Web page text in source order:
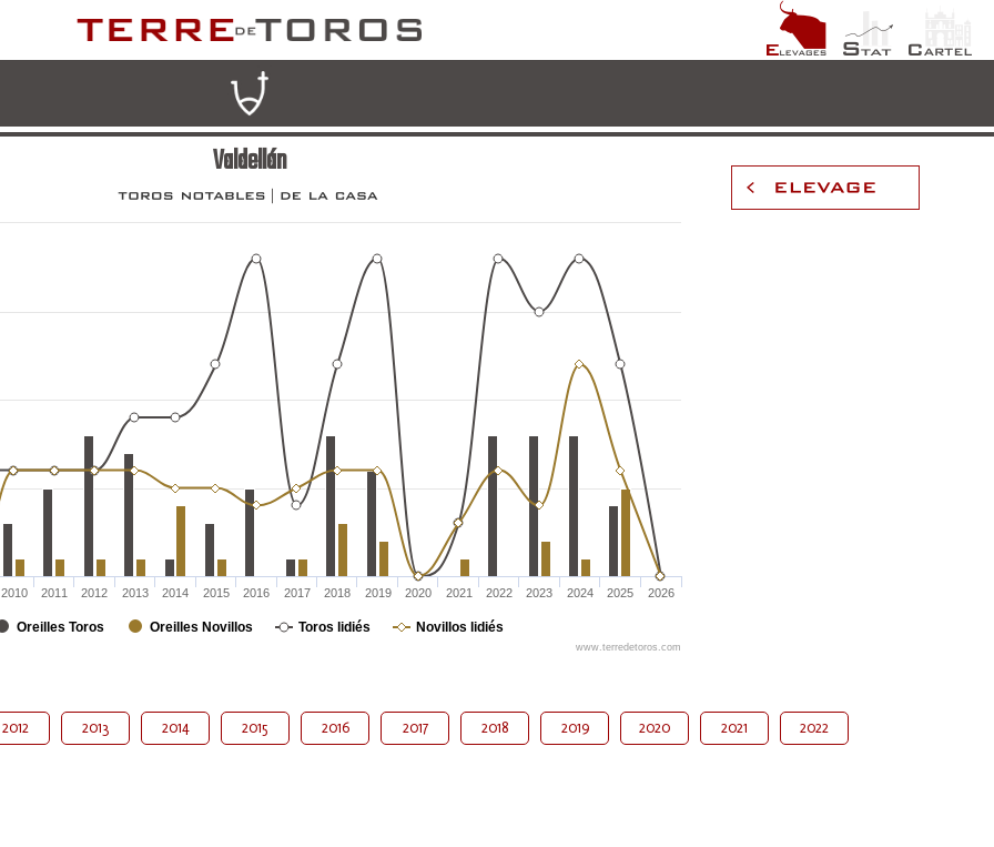
Valdellán
Oreilles Toros Oreilles Novillos Toros lidiés Novillos lidiés
2010 2011 2012 2013 2014 2015 2016 2017 2018 2019 2020 2021 2022 2023 2024 2025 2026
www.terredetoros.com
2012 2013 2014 2015 2016 2017 2018 2019 2020 2021 2022